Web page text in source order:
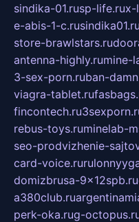
sindika-01.rusp-life.rux-
e-abis-1-c.rusindika01.ru
store-brawlstars.ru
antenna-highly.rumine-
3-sex-porn.ruban-
viagra-tablet.ru
fincontech.ru
rebus-toys.ruminelab-
seo-prodvizhenie-
card-voice.ru
domizbrusa-9x12spb.ru
a380club.ru
perk-oka.rug-